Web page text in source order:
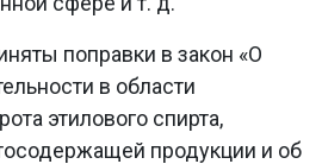
поправки в закон «О
в области
этилового спирта,
продукции и об